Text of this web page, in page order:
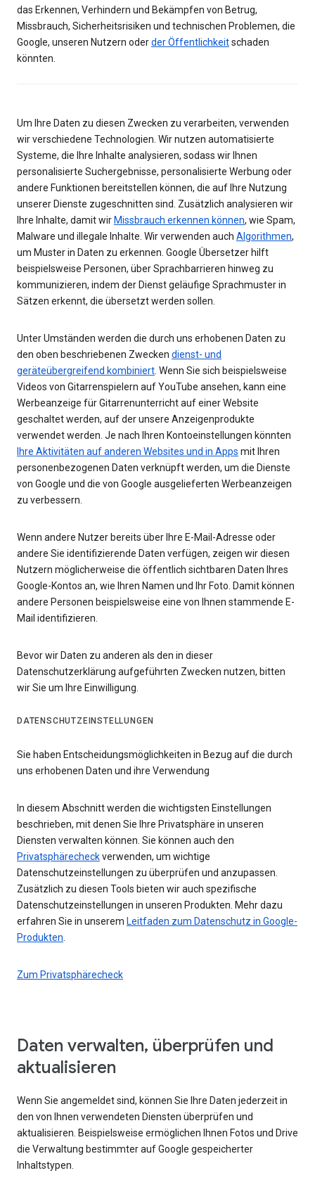
das Erkennen, Verhindern und Bekämpfen von Betrug,
Missbrauch, Sicherheitsrisiken und technischen Problemen, die
Google, unseren Nutzern oderder Öffentlichkeitschaden
könnten.
Um Ihre Daten zu diesen Zwecken zu verarbeiten, verwenden
wir verschiedene Technologien. Wir nutzen automatisierte
Systeme, die Ihre Inhalte analysieren, sodass wir Ihnen
personalisierte Suchergebnisse, personalisierte Werbung oder
andere Funktionen bereitstellen können, die auf Ihre Nutzung
unserer Dienste zugeschnitten sind. Zusätzlich analysieren wir
Ihre Inhalte, damit wir Missbrauch erkennen können, wie Spam,
Malware und illegale Inhalte. Wir verwenden auch Algorithmen,
um Muster in Daten zu erkennen. Google Übersetzer hilft
beispielsweise Personen, über Sprachbarrieren hinweg zu
kommunizieren, indem der Dienst geläufige Sprachmuster in
Sätzen erkennt, die übersetzt werden sollen.
Unter Umständen werden die durch uns erhobenen Daten zu
den oben beschriebenen Zwecken dienst- und
geräteübergreifend kombiniert . Wenn Sie sich beispielsweise
Videos von Gitarrenspielern auf YouTube ansehen, kann eine
Werbeanzeige für Gitarrenunterricht auf einer Website
geschaltet werden, auf der unsere Anzeigenprodukte
verwendet werden. Je nach Ihren Kontoeinstellungen könnten
Ihre Aktivitäten auf anderen Websites und in Apps mit Ihren
personenbezogenen Daten verknüpft werden, um die Dienste
von Google und die von Google ausgelieferten Werbeanzeigen
zu verbessern.
Wenn andere Nutzer bereits über Ihre E-Mail-Adresse oder
andere Sie identifizierende Daten verfügen, zeigen wir diesen
Nutzern möglicherweise die öffentlich sichtbaren Daten Ihres
Google-Kontos an, wie Ihren Namen und Ihr Foto. Damit können
andere Personen beispielsweise eine von Ihnen stammende E-
Mail identifizieren.
Bevor wir Daten zu anderen als den in dieser
Datenschutzerklärung aufgeführten Zwecken nutzen, bitten
wir Sie um Ihre Einwilligung.
DATENSCHUTZEINSTELLUNGEN
Sie haben Entscheidungsmöglichkeiten in Bezug auf die durch
uns erhobenen Daten und ihre Verwendung
In diesem Abschnitt werden die wichtigsten Einstellungen
beschrieben, mit denen Sie Ihre Privatsphäre in unseren
Diensten verwalten können. Sie können auch den
Privatsphärecheckverwenden, um wichtige
Datenschutzeinstellungen zu überprüfen und anzupassen.
Zusätzlich zu diesen Tools bieten wir auch spezifische
Datenschutzeinstellungen in unseren Produkten. Mehr dazu
erfahren Sie in unserem Leitfaden zum Datenschutz in Google-
Produkten
Zum Privatsphärecheck
Daten verwalten, überprüfen und
aktualisieren
Wenn Sie angemeldet sind, können Sie Ihre Daten jederzeit in
den von Ihnen verwendeten Diensten überprüfen und
aktualisieren. Beispielsweise ermöglichen Ihnen Fotos und Drive
die Verwaltung bestimmter auf Google gespeicherter
Inhaltstypen.